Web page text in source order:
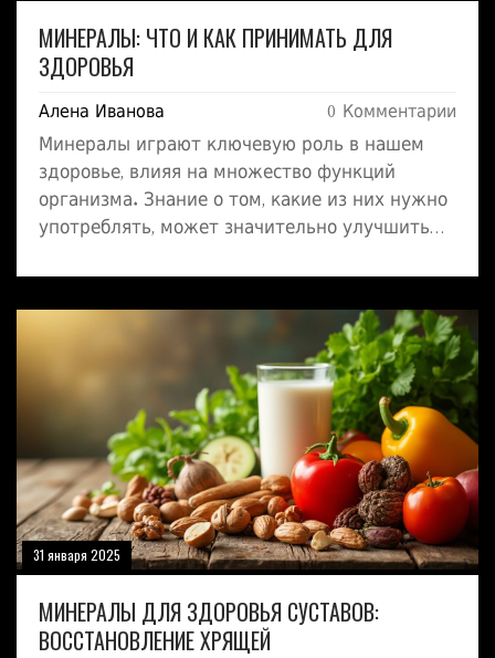
МИНЕРАЛЫ: ЧТО И КАК ПРИНИМАТЬ ДЛЯ
ЗДОРОВЬЯ
Алена Иванова 0 Комментарии
Минералы играют ключевую роль в нашем
здоровье, влияя на множество функций
организма. Знание о том, какие из них нужно
употреблять, может значительно улучшить
важнейшие минералы и их влияние на
здоровье, а также приводятся советы по их
приему. Если вы пытаетесь улучшить свой
рацион, здесь найдутся простые и полезные
рекомендации.
31 января 2025
МИНЕРАЛЫ ДЛЯ ЗДОРОВЬЯ СУСТАВОВ:
ВОССТАНОВЛЕНИЕ ХРЯЩЕЙ